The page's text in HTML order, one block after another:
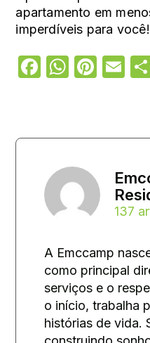
apartamento em
imperdíveis para você!
Facebook
137
A Emccamp
como principal
serviços e o
o início, trabalha
histórias de vida.